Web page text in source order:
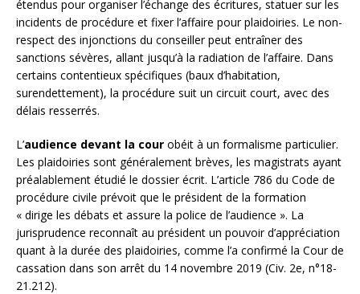
étendus pour organiser l’échange des écritures, statuer sur les
incidents de procédure et fixer l’affaire pour plaidoiries. Le non-
respect des injonctions du conseiller peut entraîner des
sanctions sévères, allant jusqu’à la radiation de l’affaire. Dans
certains contentieux spécifiques (baux d’habitation,
surendettement), la procédure suit un circuit court, avec des
délais resserrés.
L’audience devant la cour obéit à un formalisme particulier.
Les plaidoiries sont généralement brèves, les magistrats ayant
préalablement étudié le dossier écrit. L’article 786 du Code de
procédure civile prévoit que le président de la formation
« dirige les débats et assure la police de l’audience ». La
jurisprudence reconnaît au président un pouvoir d’appréciation
quant à la durée des plaidoiries, comme l’a confirmé la Cour de
cassation dans son arrêt du 14 novembre 2019 (Civ. 2e, n°18-
21.212).